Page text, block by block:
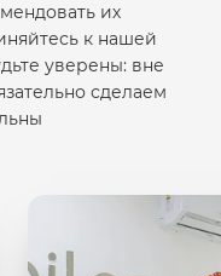
их
к нашей
уверены: вне
сделаем